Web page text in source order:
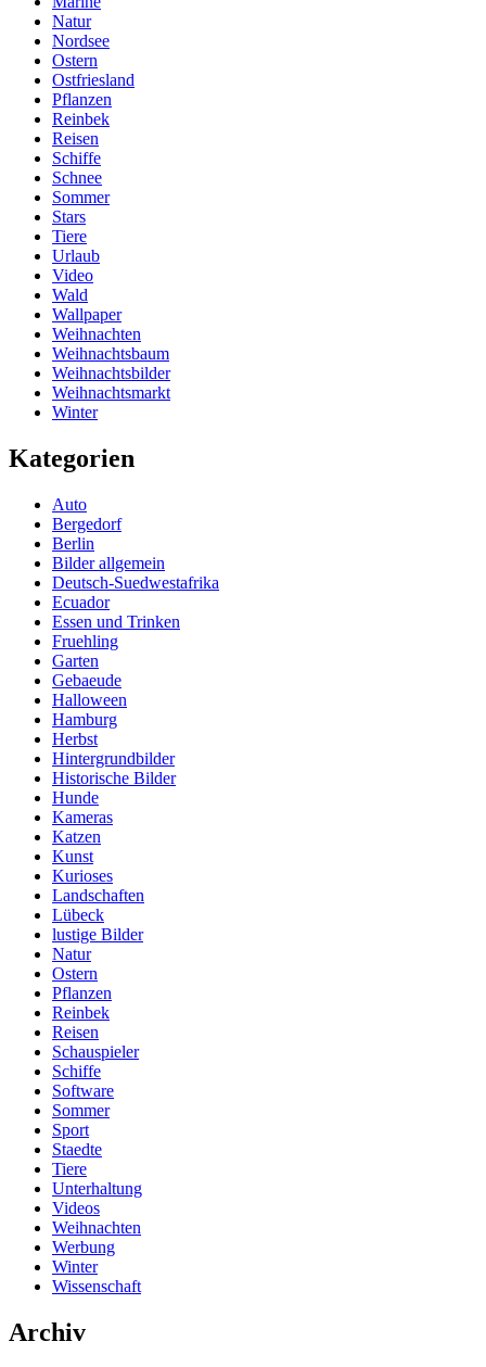
Natur
Nordsee
Ostern
Ostfriesland
Pflanzen
Reinbek
Reisen
Schiffe
Schnee
Sommer
Stars
Tiere
Urlaub
Video
Wald
Wallpaper
Weihnachten
Weihnachtsbaum
Weihnachtsbilder
Weihnachtsmarkt
Winter
Kategorien
Auto
Bergedorf
Berlin
Bilder allgemein
Deutsch-Suedwestafrika
Ecuador
Essen und Trinken
Fruehling
Garten
Gebaeude
Halloween
Hamburg
Herbst
Hintergrundbilder
Historische Bilder
Hunde
Kameras
Katzen
Kunst
Kurioses
Landschaften
Lübeck
lustige Bilder
Natur
Ostern
Pflanzen
Reinbek
Reisen
Schauspieler
Schiffe
Software
Sommer
Sport
Staedte
Tiere
Unterhaltung
Videos
Weihnachten
Werbung
Winter
Wissenschaft
Archiv